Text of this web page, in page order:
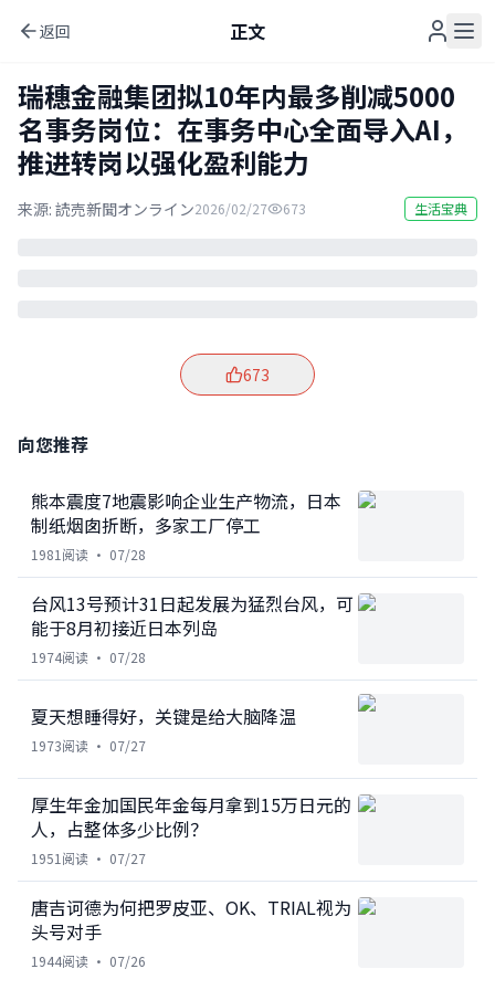
返回 正文
瑞穗金融集团拟10年内最多削减5000
名事务岗位：在事务中心全面导入AI，
推进转岗以强化盈利能力
来源: 読売新聞オンライン2026/02/27 673 生活宝典
673
向您推荐
熊本震度7地震影响企业生产物流，日本
制纸烟囱折断，多家工厂停工
1981 阅读 · 07/28
台风13号预计31日起发展为猛烈台风，可
能于8月初接近日本列岛
1974阅读 · 07/28
夏天想睡得好，关键是给大脑降温
1973阅读 · 07/27
厚生年金加国民年金每月拿到15万日元的
人，占整体多少比例？
1951 阅读 · 07/27
唐吉诃德为何把罗皮亚、OK、TRIAL视为
头号对手
1944阅读 · 07/26